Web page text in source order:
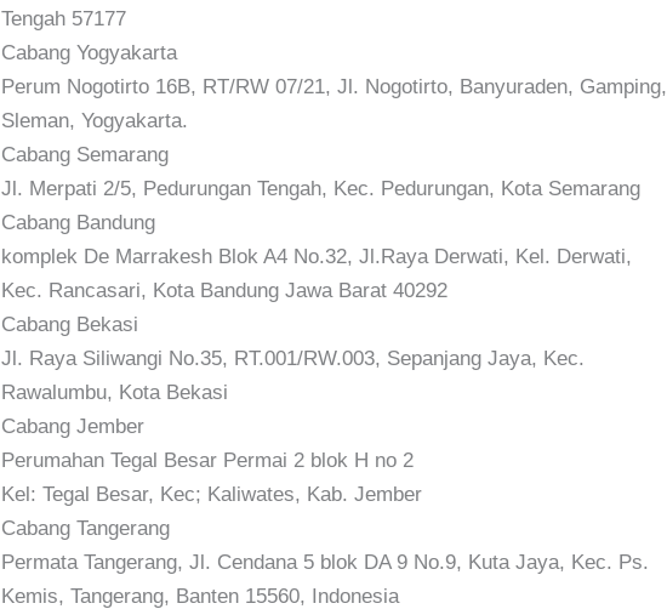
Tengah 57177
Cabang Yogyakarta
Perum Nogotirto 16B, RT/RW 07/21, Jl. Nogotirto, Banyuraden, Gamping,
Sleman, Yogyakarta.
Cabang Semarang
Jl. Merpati 2/5, Pedurungan Tengah, Kec. Pedurungan, Kota Semarang
Cabang Bandung
komplek De Marrakesh Blok A4 No.32, Jl.Raya Derwati, Kel. Derwati,
Kec. Rancasari, Kota Bandung Jawa Barat 40292
Cabang Bekasi
Jl. Raya Siliwangi No.35, RT.001/RW.003, Sepanjang Jaya, Kec.
Rawalumbu, Kota Bekasi
Cabang Jember
Perumahan Tegal Besar Permai 2 blok H no 2
Kel: Tegal Besar, Kec; Kaliwates, Kab. Jember
Cabang Tangerang
Permata Tangerang, Jl. Cendana 5 blok DA 9 No.9, Kuta Jaya, Kec. Ps.
Kemis, Tangerang, Banten 15560, Indonesia